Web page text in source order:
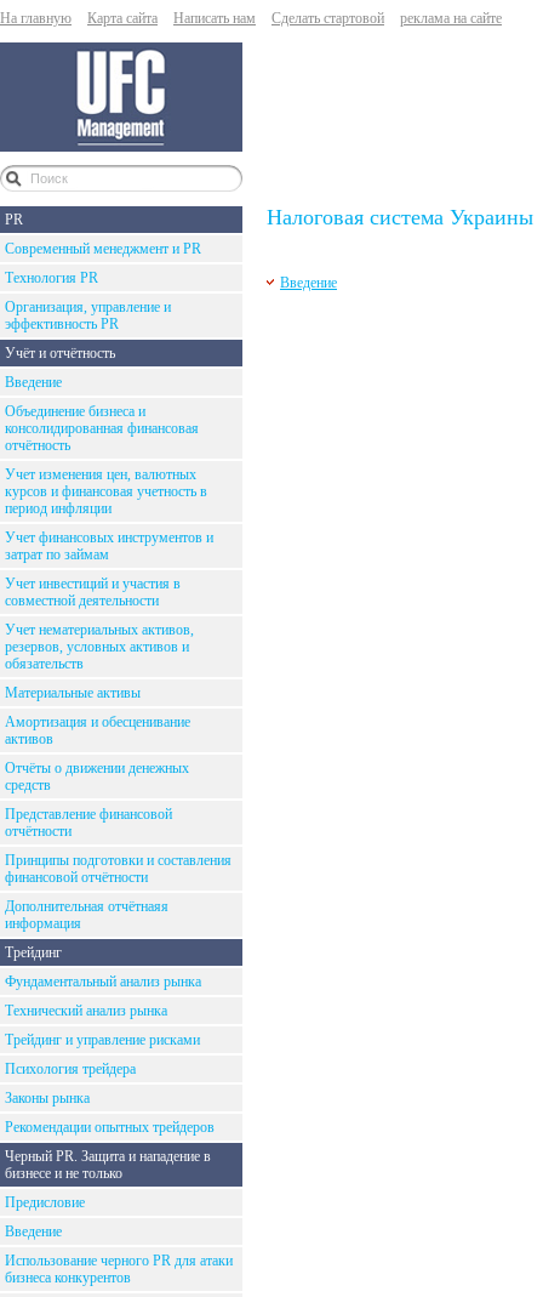
На главную Карта сайта Написать нам Сделать стартовой реклама на сайте
PR
Современный менеджмент и PR
Технология PR
Организация, управление и
эффективность PR
Учёт и отчётность
Введение
Объединение бизнеса и
консолидированная финансовая
отчётность
Учет изменения цен, валютных
курсов и финансовая учетность в
период инфляции
Учет финансовых инструментов и
затрат по займам
Учет инвестиций и участия в
совместной деятельности
Учет нематериальных активов,
резервов, условных активов и
обязательств
Материальные активы
Амортизация и обесценивание
активов
Отчёты о движении денежных
средств
Представление финансовой
отчётности
Принципы подготовки и составления
финансовой отчётности
Дополнительная отчётнаяя
информация
Трейдинг
Фундаментальный анализ рынка
Технический анализ рынка
Трейдинг и управление рисками
Психология трейдера
Законы рынка
Рекомендации опытных трейдеров
Черный PR. Защита и нападение в
бизнесе и не только
Предисловие
Введение
Использование черного PR для атаки
бизнеса конкурентов
Налоговая система Украины
Введение